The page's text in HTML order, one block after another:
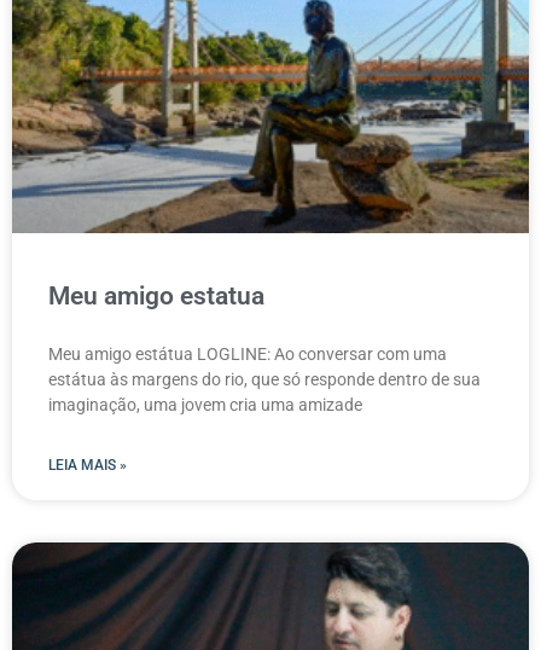
Meu amigo estatua
Meu amigo estátua LOGLINE: Ao conversar com uma
estátua às margens do rio, que só responde dentro de sua
imaginação, uma jovem cria uma amizade
LEIA MAIS »